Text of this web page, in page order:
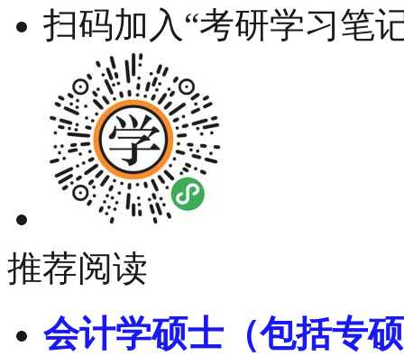
扫码加入“考研学习笔
推荐阅读
会计学硕士（包括专